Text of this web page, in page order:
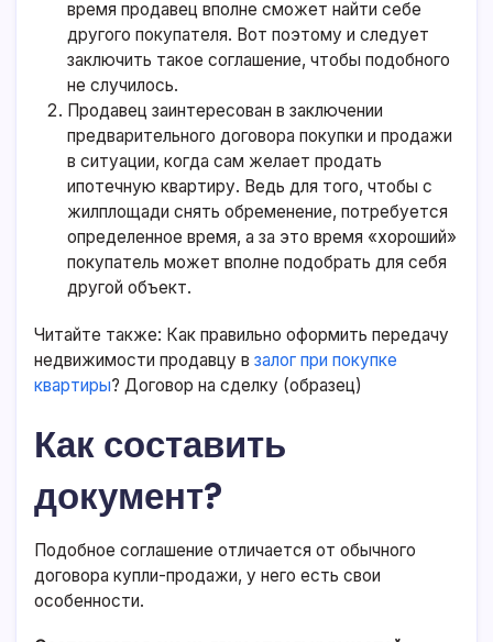
время продавец вполне сможет найти себе
другого покупателя. Вот поэтому и следует
заключить такое соглашение, чтобы подобного
не случилось.
Продавец заинтересован в заключении
предварительного договора покупки и продажи
в ситуации, когда сам желает продать
ипотечную квартиру. Ведь для того, чтобы с
жилплощади снять обременение, потребуется
определенное время, а за это время «хороший»
покупатель может вполне подобрать для себя
другой объект.
Читайте также: Как правильно оформить передачу
недвижимости продавцу взалог при покупке
квартиры? Договор на сделку (образец)
Как составить
документ?
Подобное соглашение отличается от обычного
договора купли-продажи, у него есть свои
особенности.